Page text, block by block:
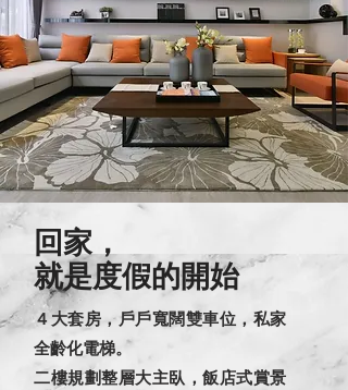
回家，
就是度假的開始
４大套房，戶戶寬闊雙車位，私家
全齡化電梯。
二樓規劃整層大主臥，飯店式賞景